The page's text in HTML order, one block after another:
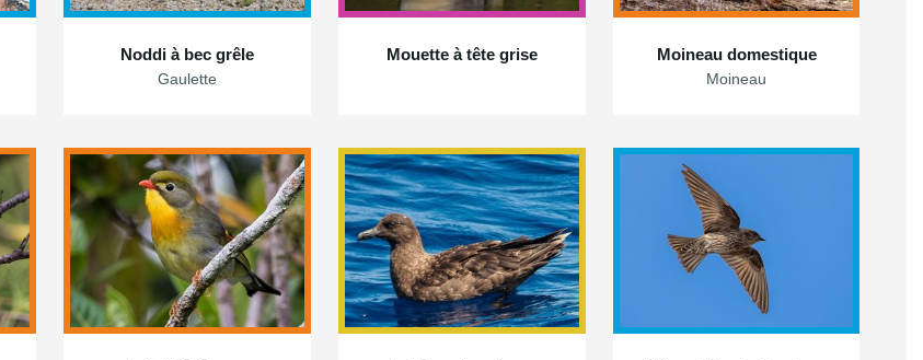
Noddi à bec grêle
Gaulette
Mouette à tête grise Moineau domestique
Moineau